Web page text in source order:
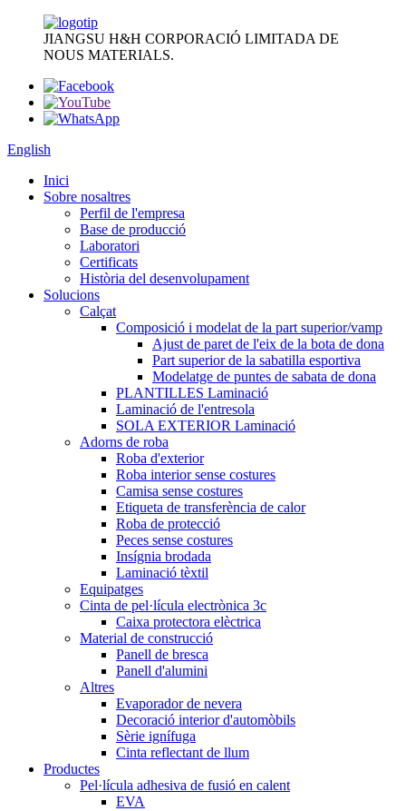
JIANGSU H&H CORPORACIÓ LIMITADA DE
NOUS MATERIALS.
English
Inici
Sobre nosaltres
Perfil de l'empresa
Base de producció
Laboratori
Certificats
Història del desenvolupament
Solucions
Calçat
Composició i modelat de la part superior/vamp
Ajust de paret de l'eix de la bota de dona
Part superior de la sabatilla esportiva
Modelatge de puntes de sabata de dona
PLANTILLES Laminació
Laminació de l'entresola
SOLA EXTERIOR Laminació
Adorns de roba
Roba d'exterior
Roba interior sense costures
Camisa sense costures
Etiqueta de transferència de calor
Roba de protecció
Peces sense costures
Insígnia brodada
Laminació tèxtil
Equipatges
Cinta de pel·lícula electrònica 3c
Caixa protectora elèctrica
Material de construcció
Panell de bresca
Panell d'alumini
Altres
Evaporador de nevera
Decoració interior d'automòbils
Sèrie ignífuga
Cinta reflectant de llum
Productes
Pel·lícula adhesiva de fusió en calent
EVA